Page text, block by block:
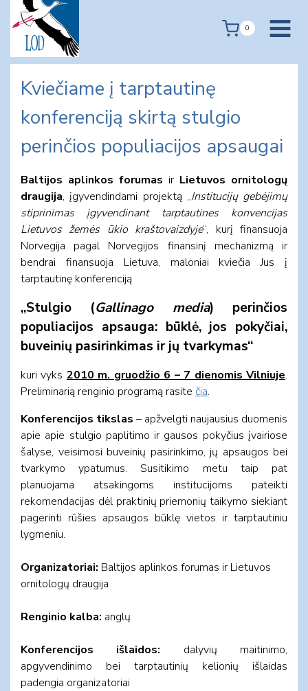
content
0
Kviečiame į tarptautinę
konferenciją skirtą stulgio
perinčios populiacijos apsaugai
Baltijos aplinkos forumas ir Lietuvos ornitologų
draugija, įgyvendindami projektą „Institucijų gebėjimų
stiprinimas įgyvendinant tarptautines konvencijas
Lietuvos žemės ūkio kraštovaizdyje“, kurį finansuoja
Norvegija pagal Norvegijos finansinį mechanizmą ir
bendrai finansuoja Lietuva, maloniai kviečia Jus į
tarptautinę konferenciją
„Stulgio (Gallinago media) perinčios
populiacijos apsauga: būklė, jos pokyčiai,
buveinių pasirinkimas ir jų tvarkymas“
kuri vyks 2010 m. gruodžio 6 – 7 dienomis Vilniuje.
Preliminarią renginio programą rasite čia.
Konferencijos tikslas – apžvelgti naujausius duomenis
apie apie stulgio paplitimo ir gausos pokyčius įvairiose
šalyse, veisimosi buveinių pasirinkimo, jų apsaugos bei
tvarkymo ypatumus. Susitikimo metu taip pat
planuojama atsakingoms institucijoms pateikti
rekomendacijas dėl praktinių priemonių taikymo siekiant
pagerinti rūšies apsaugos būklę vietos ir tarptautiniu
lygmeniu.
Organizatoriai: Baltijos aplinkos forumas ir Lietuvos
ornitologų draugija
Renginio kalba: anglų
Konferencijos išlaidos: dalyvių maitinimo,
apgyvendinimo bei tarptautinių kelionių išlaidas
padengia organizatoriai